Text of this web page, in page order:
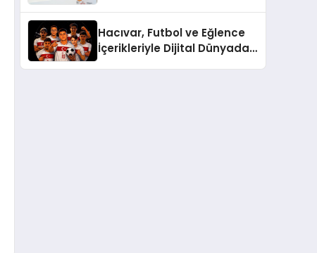
Hacıvar, Futbol ve Eğlence
İçerikleriyle Dijital Dünyada